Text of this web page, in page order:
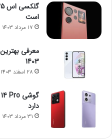
است
17 مرداد 1403
1403
28 اسفند 1403
دارد
31 مرداد 1403